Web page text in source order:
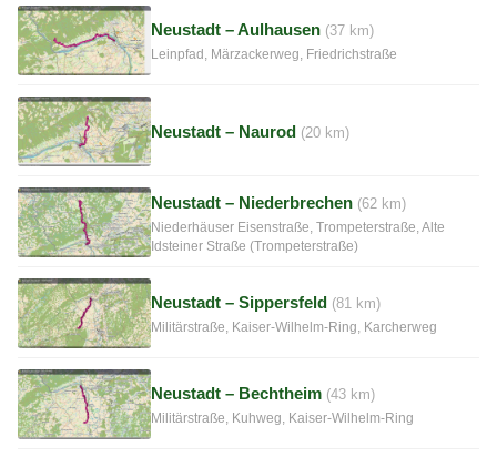
Neustadt – Aulhausen (37 km)
Leinpfad, Märzackerweg, Friedrichstraße
Neustadt – Naurod (20 km)
Neustadt – Niederbrechen (62 km)
Niederhäuser Eisenstraße, Trompeterstraße, Alte
Idsteiner Straße (Trompeterstraße)
Neustadt – Sippersfeld (81 km)
Militärstraße, Kaiser-Wilhelm-Ring, Karcherweg
Neustadt – Bechtheim (43 km)
Militärstraße, Kuhweg, Kaiser-Wilhelm-Ring